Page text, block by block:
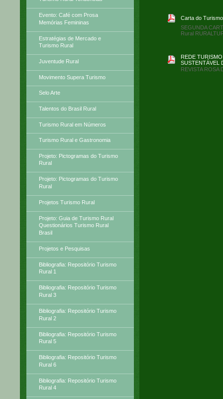
Evento: Café com Prosa
Memórias Femininas
Estratégias de Mercado e
Turismo Rural
Juventude Rural
Movimento Supera Turismo
Selo Arte
Talentos do Brasil Rural
Turismo Rural em Números
Turismo Rural e Gastronomia
Projeto: Pictogramas do Turismo
Rural
Projeto: Pictogramas do Turismo
Rural
Projetos Turismo Rural
Projeto: Guia de Turismo Rural
Questionários Turismo Rural
Brasil
Projetos e Pesquisas
Bibliografia: Repositório Turismo
Rural 1
Bibliografia: Repositório Turismo
Rural 3
Bibliografia: Repositório Turismo
Rural 2
Bibliografia: Repositório Turismo
Rural 5
Bibliografia: Repositório Turismo
Rural 6
Bibliografia: Repositório Turismo
Rural 4
Carta do
SEGUNDA
Rural
REDE
SUSTENTÁVEL
REVISTA ROSA